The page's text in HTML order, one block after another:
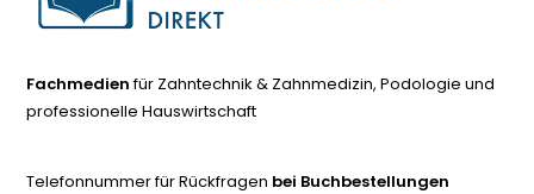
Fachmedienfür Zahntechnik & Zahnmedizin, Podologie und
professionelle Hauswirtschaft
Telefonnummer für Rückfragen bei Buchbestellungen